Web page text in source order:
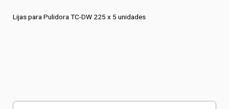
Lijas para Pulidora TC-DW 225 x 5 unidades